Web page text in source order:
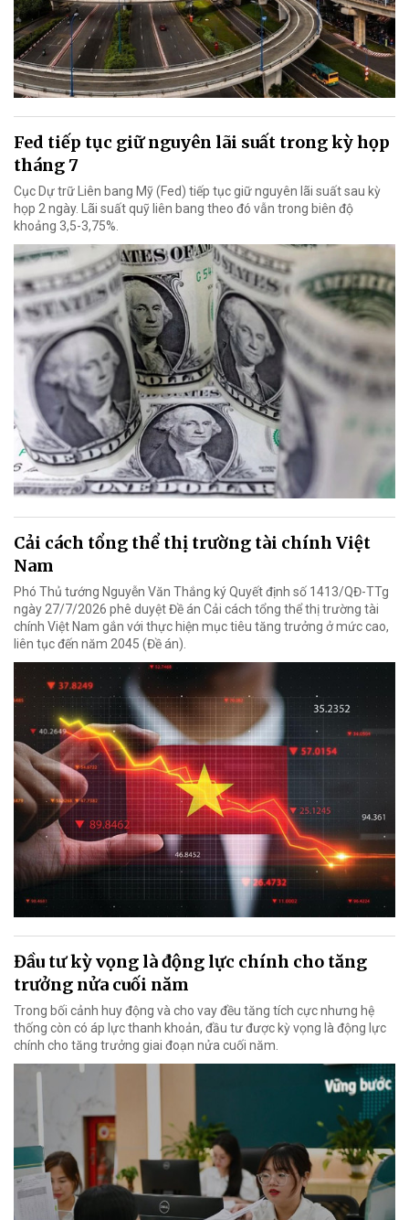
Fed tiếp tục giữ nguyên lãi suất trong kỳ họp
tháng 7
Cục Dự trữ Liên bang Mỹ (Fed) tiếp tục giữ nguyên lãi suất sau kỳ
họp 2 ngày. Lãi suất quỹ liên bang theo đó vẫn trong biên độ
khoảng 3,5-3,75%.
Cải cách tổng thể thị trường tài chính Việt
Nam
Phó Thủ tướng Nguyễn Văn Thắng ký Quyết định số 1413/QĐ-TTg
ngày 27/7/2026 phê duyệt Đề án Cải cách tổng thể thị trường tài
chính Việt Nam gắn với thực hiện mục tiêu tăng trưởng ở mức cao,
liên tục đến năm 2045 (Đề án).
Đầu tư kỳ vọng là động lực chính cho tăng
trưởng nửa cuối năm
Trong bối cảnh huy động và cho vay đều tăng tích cực nhưng hệ
thống còn có áp lực thanh khoản, đầu tư được kỳ vọng là động lực
chính cho tăng trưởng giai đoạn nửa cuối năm.